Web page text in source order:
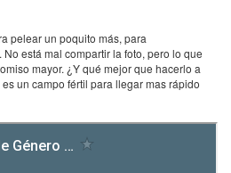
pelear un poquito más, para
está mal compartir la foto, pero lo que
mayor. ¿Y qué mejor que hacerlo a
un campo fértil para llegar mas rápido